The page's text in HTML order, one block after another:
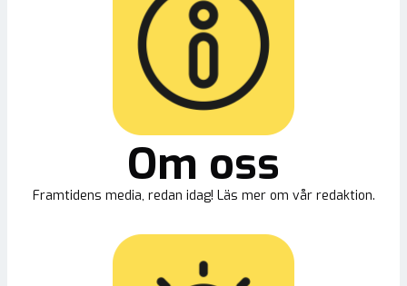
Om oss
Framtidens media, redan idag! Läs mer om vår redaktion.